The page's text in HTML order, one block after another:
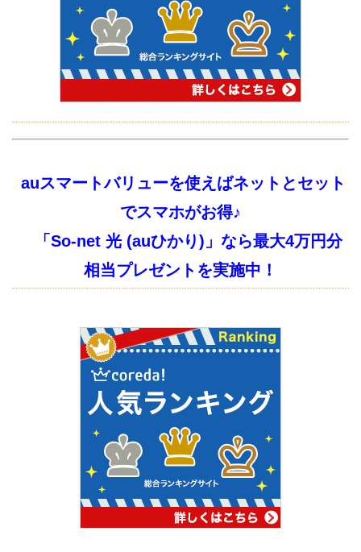
auスマートバリューを使えばネットとセット
でスマホがお得♪
「So-net 光 (auひかり)」なら最大4万円分
相当プレゼントを実施中！